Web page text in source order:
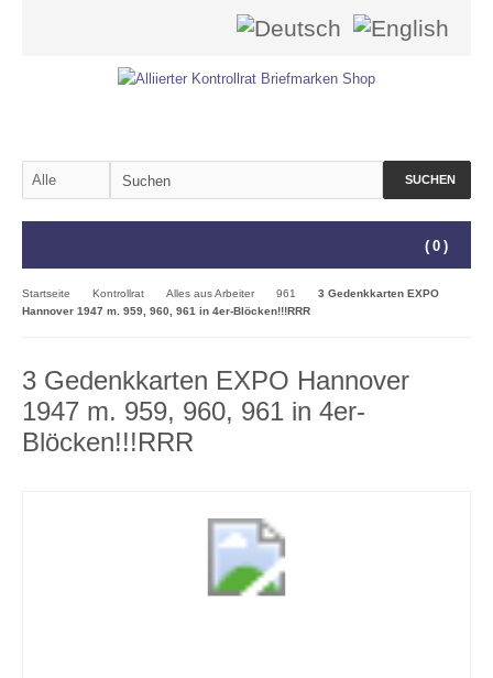
SUCHEN
( 0 )
Startseite Kontrollrat Alles aus Arbeiter 961
3 Gedenkkarten EXPO
Hannover 1947 m. 959, 960, 961 in 4er-Blöcken!!!RRR
3 Gedenkkarten EXPO Hannover
1947 m. 959, 960, 961 in 4er-
Blöcken!!!RRR